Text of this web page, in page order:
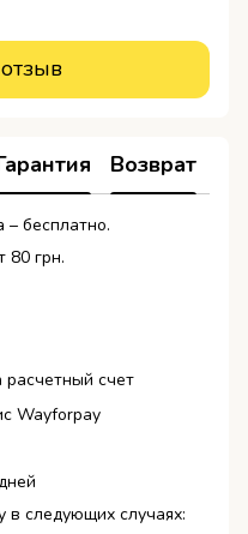
Возврат
бесплатно.
80 грн.
счет
Wayforpay
в следующих случаях: